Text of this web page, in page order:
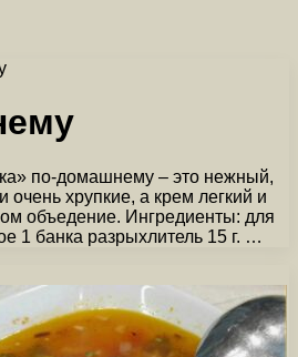
по-домашнему – это нежный,
очень хрупкие, а крем легкий и
объедение. Ингредиенты: для
1 банка разрыхлитель 15 г. …